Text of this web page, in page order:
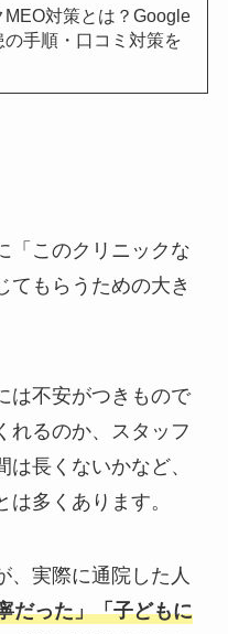
MEO対策とは？Google
の手順・口コミ対策を
「このクリニックな
てもらうための大き
は不安がつきもので
れるのか、スタッフ
長くないかなど、
多くあります。
、実際に通院した人
だった」「子どもに